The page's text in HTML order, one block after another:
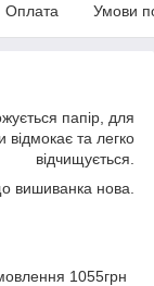
Оплата Умови
папір, для
відмокає та легко
відчищується.
вишиванка нова.
1055грн